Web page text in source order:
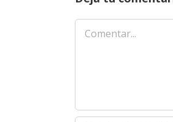
Comentar